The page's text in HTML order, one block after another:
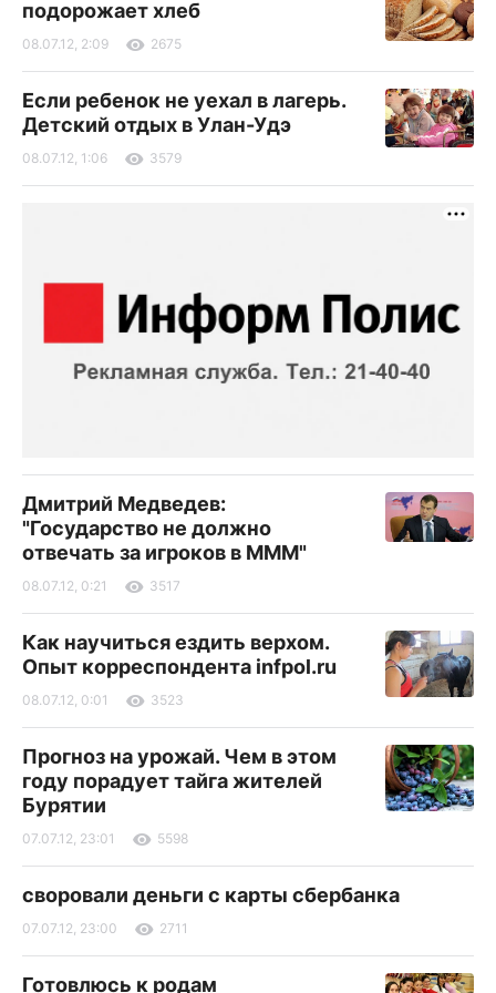
подорожает хлеб
08.07.12, 2:09 2675
Если ребенок не уехал в лагерь.
Детский отдых в Улан-Удэ
08.07.12, 1:06 3579
Дмитрий Медведев:
"Государство не должно
отвечать за игроков в МММ"
08.07.12, 0:21 3517
Как научиться ездить верхом.
Опыт корреспондента infpol.ru
08.07.12, 0:01 3523
Прогноз на урожай. Чем в этом
году порадует тайга жителей
Бурятии
07.07.12, 23:01 5598
своровали деньги с карты сбербанка
07.07.12, 23:00 2711
Готовлюсь к родам